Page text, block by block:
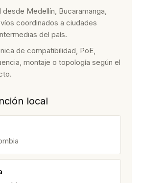
Medellín, Bucaramanga,
coordinados a ciudades
del país.
de compatibilidad, PoE,
montaje o topología según el
local